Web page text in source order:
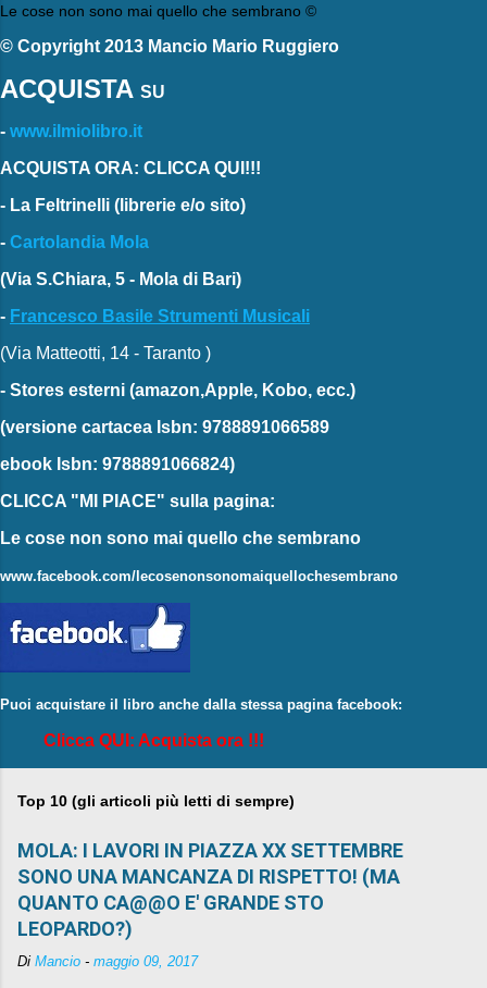
Le cose non sono mai quello che sembrano ©
© Copyright 2013 Mancio Mario Ruggiero
ACQUISTA SU
- www.ilmiolibro.it
ACQUISTA ORA: CLICCA QUI!!!
- La Feltrinelli (librerie e/o sito)
- Cartolandia Mola
(Via S.Chiara, 5 - Mola di Bari)
- Francesco Basile Strumenti Musicali
(Via Matteotti, 14 - Taranto )
- Stores esterni (amazon,Apple, Kobo, ecc.)
(versione cartacea Isbn: 9788891066589
ebook Isbn: 9788891066824)
CLICCA "MI PIACE" sulla pagina:
Le cose non sono mai quello che sembrano
www.facebook.com/lecosenonsonomaiquellochesembrano
Puoi acquistare il libro anche dalla stessa pagina facebook:
Clicca QUI: Acquista ora !!!
Top 10 (gli articoli più letti di sempre)
MOLA: I LAVORI IN PIAZZA XX SETTEMBRE
SONO UNA MANCANZA DI RISPETTO! (MA
QUANTO CA@@O E' GRANDE STO
LEOPARDO?)
Di Mancio - maggio 09, 2017